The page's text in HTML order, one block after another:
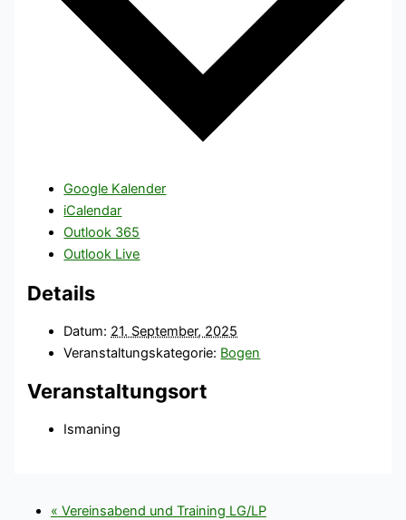
Google Kalender
iCalendar
Outlook 365
Outlook Live
Details
Datum: 21. September, 2025
Veranstaltungskategorie: Bogen
Veranstaltungsort
Ismaning
« Vereinsabend und Training LG/LP